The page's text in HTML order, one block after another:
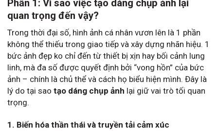
Phần 1: Vì sao việc tạo dáng chụp ảnh lại
quan trọng đến vậy?
Trong thời đại số, hình ảnh cá nhân vươn lên là 1 phần
không thể thiếu trong giao tiếp và xây dựng nhãn hiệu. 1
bức ảnh đẹp ko chỉ đến từ thiết bị xịn hay bối cảnh lung
linh, mà đa số được quyết định bởi “vong hồn” của bức
ảnh – chính là chủ thể và cách họ biểu hiện mình. Đây là
lý do tại sao tạo dáng chụp ảnh lại giữ vai trò tối quan
trọng.
1. Biến hóa thần thái và truyền tải cảm xúc